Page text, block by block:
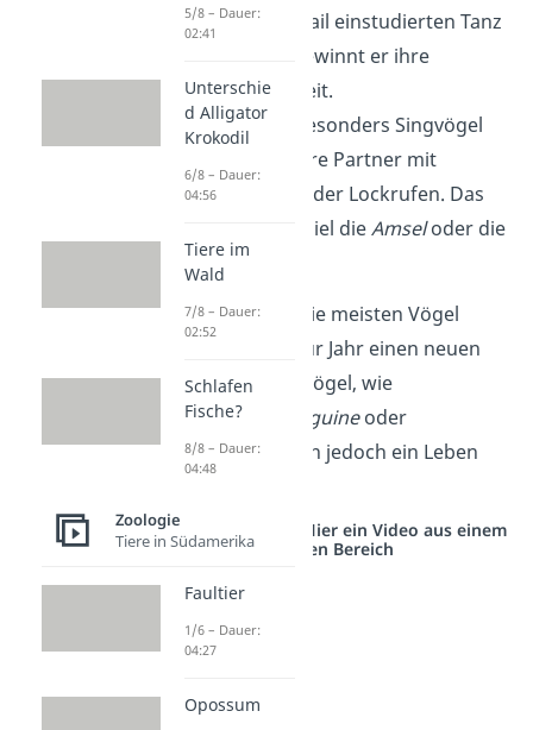
aufs letzte Detail einstudierten Tanz
vorführt. So gewinnt er ihre
Aufmerksamkeit.
Balzgesang:
Besonders Singvögel
überzeugen ihre Partner mit
Vogelgesang oder Lockrufen. Das
sind zum Beispiel dieAmseloder die
Nachtigall
Schon gewusst?
Die meisten Vögel
suchen sich Jahr für Jahr einen neuen
Partner. Manche Vögel, wie
beispielsweise
Pinguineoder
Graugänse, bleiben jedoch ein Leben
Studyflix vernetzt: Hier ein Video aus einem
anderen Bereich
5/8 – Dauer:
02:41
Unterschie
d Alligator
Krokodil
6/8 – Dauer:
04:56
Tiere im
Wald
7/8 – Dauer:
02:52
Schlafen
Fische?
8/8 – Dauer:
04:48
Zoologie
Tiere in Südamerika
Faultier
1/6 – Dauer:
04:27
Opossum